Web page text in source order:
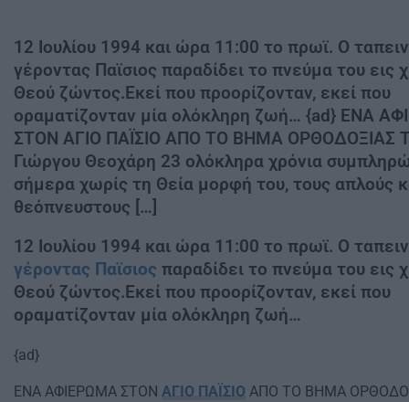
12 Ιουλίου 1994 και ώρα 11:00 το πρωϊ. Ο
γέροντας Παϊσιος παραδίδει το πνεύμα του εις
Θεού ζώντος.Εκεί που προορίζονταν, εκεί που
οραματίζονταν μία ολόκληρη ζωή… {ad} ΕΝΑ
ΣΤΟΝ ΑΓΙΟ ΠΑΪΣΙΟ ΑΠΟ ΤΟ ΒΗΜΑ ΟΡΘΟΔΟΞΙΑΣ
Γιώργου Θεοχάρη 23 ολόκληρα χρόνια
σήμερα χωρίς τη Θεία μορφή του, τους απλούς
θεόπνευστους […]
12 Ιουλίου 1994 και ώρα 11:00 το πρωϊ. Ο
γέροντας Παϊσιος παραδίδει το πνεύμα του εις
Θεού ζώντος.Εκεί που προορίζονταν, εκεί που
οραματίζονταν μία ολόκληρη ζωή…
{ad}
ΕΝΑ ΑΦΙΕΡΩΜΑ ΣΤΟΝ ΑΓΙΟ ΠΑΪΣΙΟ ΑΠΟ ΤΟ ΒΗΜΑ